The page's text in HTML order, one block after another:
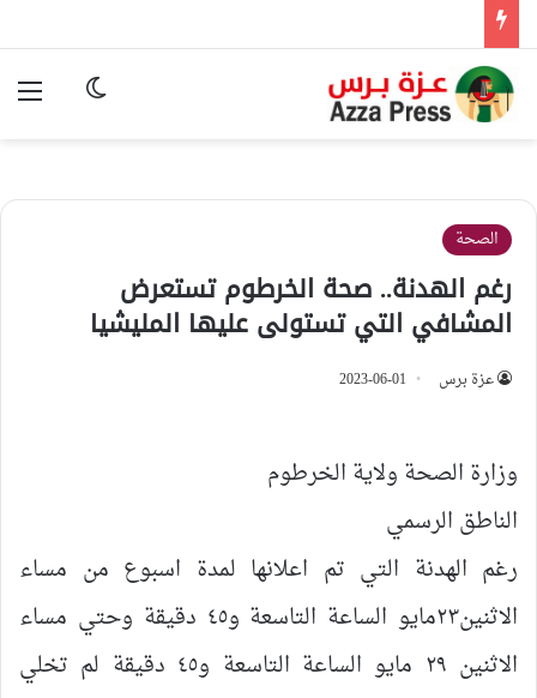
الوضع
الصحة
رغم الهدنة.. صحة الخرطوم تستعرض
المشافي التي تستولى عليها المليشيا
عزة برس 2023-06-01
وزارة الصحة ولاية الخرطوم
الناطق الرسمي
رغم الهدنة التي تم اعلانها لمدة اسبوع من مساء
الاثنين٢٣مايو الساعة التاسعة و٤٥ دقيقة وحتي مساء
الاثنين ٢٩ مايو الساعة التاسعة و٤٥ دقيقة لم تخلي